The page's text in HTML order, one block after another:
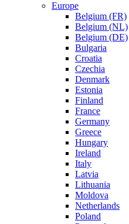
Europe
Belgium (FR)
Belgium (NL)
Belgium (DE)
Bulgaria
Croatia
Czechia
Denmark
Estonia
Finland
France
Germany
Greece
Hungary
Ireland
Italy
Latvia
Lithuania
Moldova
Netherlands
Poland